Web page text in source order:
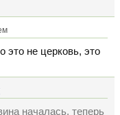
это не церковь, это
началась, теперь